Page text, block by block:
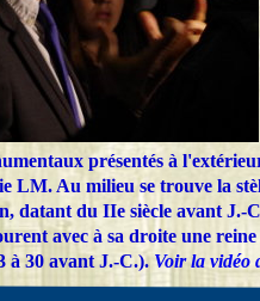
présentés à
LM. Au milieu se trouve la
datant du IIe siècle avant J.-
avec à sa droite une
à 30 avant J.-C.). Voir la vidéo